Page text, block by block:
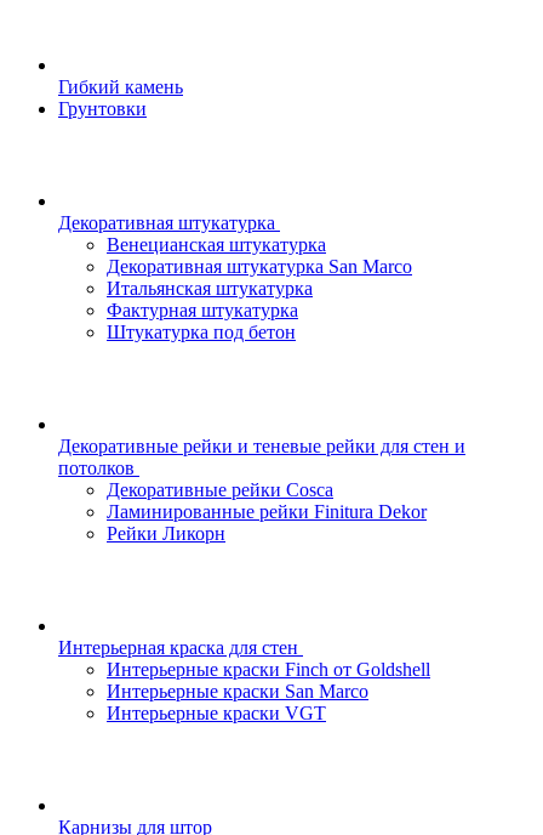
Гибкий камень
Грунтовки
Декоративная штукатурка
Венецианская штукатурка
Декоративная штукатурка San Marco
Итальянская штукатурка
Фактурная штукатурка
Штукатурка под бетон
Декоративные рейки и теневые рейки для стен и
потолков
Декоративные рейки Cosca
Ламинированные рейки Finitura Dekor
Рейки Ликорн
Интерьерная краска для стен
Интерьерные краски Finch от Goldshell
Интерьерные краски San Marco
Интерьерные краски VGT
Карнизы для штор